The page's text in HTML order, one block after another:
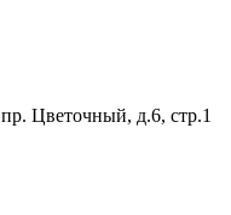
Цветочный, д.6, стр.1